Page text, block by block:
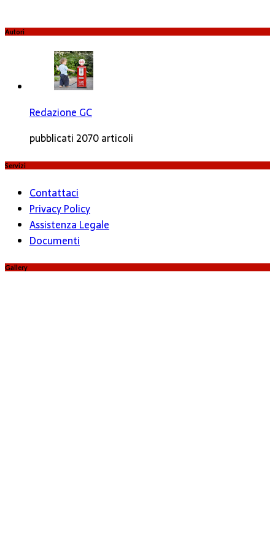
Autori
Redazione GC
pubblicati 2070 articoli
Servizi
Contattaci
Privacy Policy
Assistenza Legale
Documenti
Gallery